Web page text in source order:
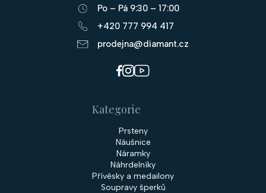
Po – Pá 9:30 – 17:00
+420 777 994 417
prodejna@diamant.cz
Kategorie
Prsteny
Náušnice
Náramky
Náhrdelníky
Přívěsky a medailony
Soupravy šperků